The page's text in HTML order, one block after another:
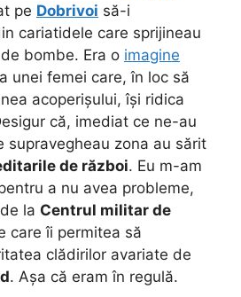
pe Dobrivoi să-i
cariatidele care sprijineau
bombe. Era o imagine
unei femei care, în loc să
acoperișului, își ridica
că, imediat ce ne-au
supravegheau zona au sărit
de război. Eu m-am
a nu avea probleme,
la Centrul militar de
care îi permitea să
clădirilor avariate de
. Așa că eram în regulă.